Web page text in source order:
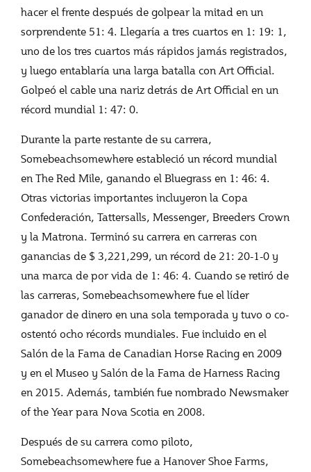
hacer el frente después de golpear la mitad en un
sorprendente 51: 4. Llegaría a tres cuartos en 1: 19: 1,
uno de los tres cuartos más rápidos jamás registrados,
y luego entablaría una larga batalla con Art Official.
Golpeó el cable una nariz detrás de Art Official en un
récord mundial 1: 47: 0.
Durante la parte restante de su carrera,
Somebeachsomewhere estableció un récord mundial
en The Red Mile, ganando el Bluegrass en 1: 46: 4.
Otras victorias importantes incluyeron la Copa
Confederación, Tattersalls, Messenger, Breeders Crown
y la Matrona. Terminó su carrera en carreras con
ganancias de $ 3,221,299, un récord de 21: 20-1-0 y
una marca de por vida de 1: 46: 4. Cuando se retiró de
las carreras, Somebeachsomewhere fue el líder
ganador de dinero en una sola temporada y tuvo o co-
ostentó ocho récords mundiales. Fue incluido en el
Salón de la Fama de Canadian Horse Racing en 2009
y en el Museo y Salón de la Fama de Harness Racing
en 2015. Además, también fue nombrado Newsmaker
of the Year para Nova Scotia en 2008.
Después de su carrera como piloto,
Somebeachsomewhere fue a Hanover Shoe Farms,